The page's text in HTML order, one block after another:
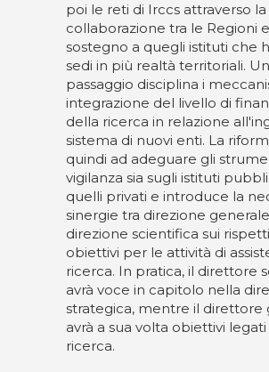
poi le reti di Irccs attraverso la
collaborazione tra le Regioni
sostegno a quegli istituti che
sedi in più realtà territoriali.
passaggio disciplina i
integrazione del livello di
della ricerca in relazione
sistema di nuovi enti. La
quindi ad adeguare gli
vigilanza sia sugli istituti
quelli privati e introduce la
sinergie tra direzione
direzione scientifica sui
obiettivi per le attività di
ricerca. In pratica, il direttore
avrà voce in capitolo nella
strategica, mentre il direttore
avrà a sua volta obiettivi legati
ricerca.